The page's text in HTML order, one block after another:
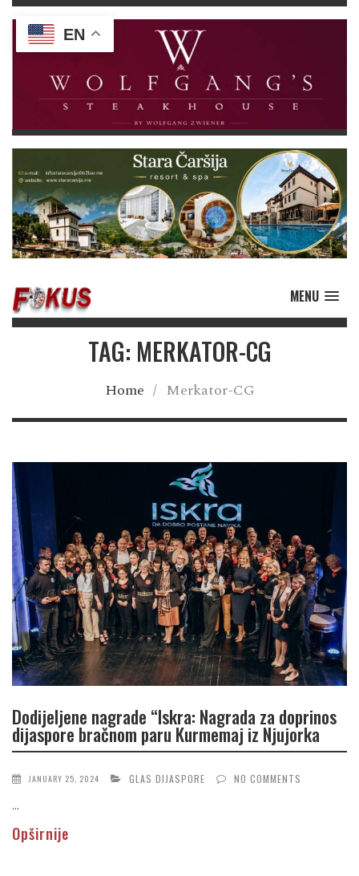
MENU
TAG: MERKATOR-CG
Home / Merkator-CG
Dodijeljene nagrade “Iskra: Nagrada za doprinos
dijaspore bračnom paru Kurmemaj iz Njujorka
JANUARY 25, 2024 GLAS DIJASPORE NO COMMENTS
...
Opširnije
EN